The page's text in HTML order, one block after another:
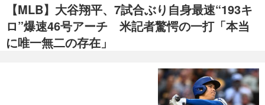
飲食
バックナンバー
ボイス
ビジネス
国内
海外
スポーツ
短信
写真
イベント
スポーツ
文化
出版／映画
【MLB】大谷翔平、7試合ぶり自身最速“193キ
ロ”爆速46号アーチ 米記者驚愕の一打「本当
に唯一無二の存在」